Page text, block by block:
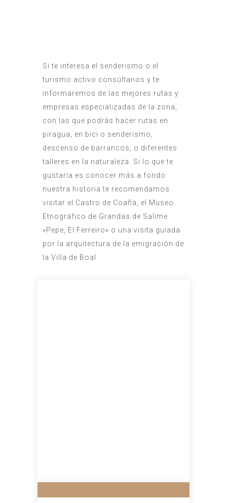
Si te interesa el senderismo o el
turismo activo consúltanos y te
informaremos de las mejores rutas y
empresas especializadas de la zona,
con las que podrás hacer rutas en
piragua, en bici o senderismo,
descenso de barrancos, o diferentes
talleres en la naturaleza. Si lo que te
gustaría es conocer más a fondo
nuestra historia te recomendamos
visitar el Castro de Coaña, el Museo
Etnográfico de Grandas de Salime
«Pepe, El Ferreiro» o una visita guiada
por la arquitectura de la emigración de
la Villa de Boal.